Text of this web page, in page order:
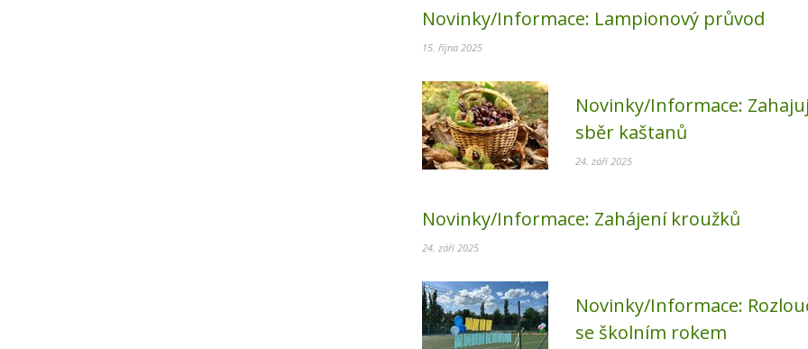
Novinky/Informace: Lampionový průvod
15. října 2025
Novinky/Informace:
sběr kaštanů
24. září 2025
Novinky/Informace: Zahájení kroužků
24. září 2025
Novinky/Informace:
se školním rokem